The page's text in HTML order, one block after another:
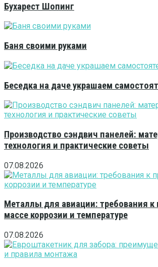
Бухарест Шопинг
Баня своими руками
Беседка на даче украшаем
Производство сэндвич панелей:
технология и практические советы
07.08.2026
Металлы для авиации: требования к
массе коррозии и температуре
07.08.2026